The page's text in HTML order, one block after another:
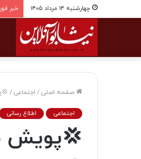
چهارشنبه ۱۴ مرداد ۱۴۰۵ خبر
صفحه اصلی / اجتماعی /
اجتماعی اطلاع رسانی
💢پویش